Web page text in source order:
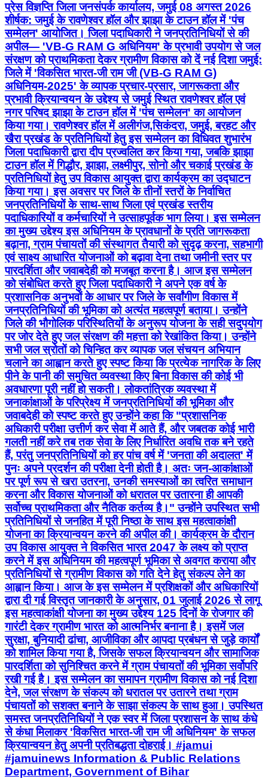
प्रेस विज्ञप्ति जिला जनसंपर्क कार्यालय, जमुई 08 अगस्त 2026
शीर्षक: जमुई के रावणेश्वर हॉल और झाझा के टाउन हॉल में 'पंच
सम्मेलन' आयोजित। जिला पदाधिकारी ने जनप्रतिनिधियों से की
अपील— 'VB-G RAM G अधिनियम' के प्रभावी उपयोग से जल
संरक्षण को प्राथमिकता देकर ग्रामीण विकास को दें नई दिशा जमुई:
जिले में 'विकसित भारत-जी राम जी (VB-G RAM G)
अधिनियम-2025' के व्यापक प्रचार-प्रसार, जागरूकता और
प्रभावी क्रियान्वयन के उद्देश्य से जमुई स्थित रावणेश्वर हॉल एवं
नगर परिषद झाझा के टाउन हॉल में 'पंच सम्मेलन' का आयोजन
किया गया। रावणेश्वर हॉल में अलीगंज,सिकंदरा, जमुई, बरहट और
खैरा प्रखंड के प्रतिनिधियों हेतु इस सम्मेलन का विधिवत शुभारंभ
जिला पदाधिकारी द्वारा दीप प्रज्वलित कर किया गया, जबकि झाझा
टाउन हॉल में गिद्धौर, झाझा, लक्ष्मीपुर, सोनो और चकाई प्रखंड के
प्रतिनिधियों हेतु उप विकास आयुक्त द्वारा कार्यक्रम का उद्घाटन
किया गया। इस अवसर पर जिले के तीनों स्तरों के निर्वाचित
जनप्रतिनिधियों के साथ-साथ जिला एवं प्रखंड स्तरीय
पदाधिकारियों व कर्मचारियों ने उत्साहपूर्वक भाग लिया। इस सम्मेलन
का मुख्य उद्देश्य इस अधिनियम के प्रावधानों के प्रति जागरूकता
बढ़ाना, ग्राम पंचायतों की संस्थागत तैयारी को सुदृढ़ करना, सहभागी
एवं साक्ष्य आधारित योजनाओं को बढ़ावा देना तथा जमीनी स्तर पर
पारदर्शिता और जवाबदेही को मजबूत करना है। आज इस सम्मेलन
को संबोधित करते हुए जिला पदाधिकारी ने अपने एक वर्ष के
प्रशासनिक अनुभवों के आधार पर जिले के सर्वांगीण विकास में
जनप्रतिनिधियों की भूमिका को अत्यंत महत्वपूर्ण बताया। उन्होंने
जिले की भौगोलिक परिस्थितियों के अनुरूप योजना के सही सदुपयोग
पर जोर देते हुए जल संरक्षण की महत्ता को रेखांकित किया। उन्होंने
सभी जल स्रोतों को चिन्हित कर व्यापक जल संचयन अभियान
चलाने का आह्वान करते हुए स्पष्ट किया कि प्रत्येक नागरिक के लिए
पीने के पानी की समुचित व्यवस्था किए बिना विकास की कोई भी
अवधारणा पूरी नहीं हो सकती। लोकतांत्रिक व्यवस्था में
जनाकांक्षाओं के परिप्रेक्ष्य में जनप्रतिनिधियों की भूमिका और
जवाबदेही को स्पष्ट करते हुए उन्होंने कहा कि "प्रशासनिक
अधिकारी परीक्षा उत्तीर्ण कर सेवा में आते हैं, और जबतक कोई भारी
गलती नहीं करे तब तक सेवा के लिए निर्धारित अवधि तक बने रहते
हैं, परंतु जनप्रतिनिधियों को हर पांच वर्ष में 'जनता की अदालत' में
पुनः अपने प्रदर्शन की परीक्षा देनी होती है। अतः जन-आकांक्षाओं
पर पूर्ण रूप से खरा उतरना, उनकी समस्याओं का त्वरित समाधान
करना और विकास योजनाओं को धरातल पर उतारना ही आपकी
सर्वोच्च प्राथमिकता और नैतिक कर्तव्य है।" उन्होंने उपस्थित सभी
प्रतिनिधियों से जनहित में पूरी निष्ठा के साथ इस महत्वाकांक्षी
योजना का क्रियान्वयन करने की अपील की। कार्यक्रम के दौरान
उप विकास आयुक्त ने विकसित भारत 2047 के लक्ष्य को प्राप्त
करने में इस अधिनियम की महत्वपूर्ण भूमिका से अवगत कराया और
प्रतिनिधियों से ग्रामीण विकास को गति देने हेतु संकल्प लेने का
आह्वान किया। आज के इस सम्मेलन में प्रशिक्षकों और अधिकारियों
द्वारा दी गई विस्तृत जानकारी के अनुसार, 01 जुलाई 2026 से लागू
इस महत्वाकांक्षी योजना का मुख्य उद्देश्य 125 दिनों के रोजगार की
गारंटी देकर ग्रामीण भारत को आत्मनिर्भर बनाना है। इसमें जल
सुरक्षा, बुनियादी ढांचा, आजीविका और आपदा प्रबंधन से जुड़े कार्यों
को शामिल किया गया है, जिसके सफल क्रियान्वयन और सामाजिक
पारदर्शिता को सुनिश्चित करने में ग्राम पंचायतों की भूमिका सर्वोपरि
रखी गई है। इस सम्मेलन का समापन ग्रामीण विकास को नई दिशा
देने, जल संरक्षण के संकल्प को धरातल पर उतारने तथा ग्राम
पंचायतों को सशक्त बनाने के साझा संकल्प के साथ हुआ। उपस्थित
समस्त जनप्रतिनिधियों ने एक स्वर में जिला प्रशासन के साथ कंधे
से कंधा मिलाकर 'विकसित भारत-जी राम जी अधिनियम' के सफल
क्रियान्वयन हेतु अपनी प्रतिबद्धता दोहराई। #jamui
#jamuinews Information & Public Relations
Department, Government of Bihar